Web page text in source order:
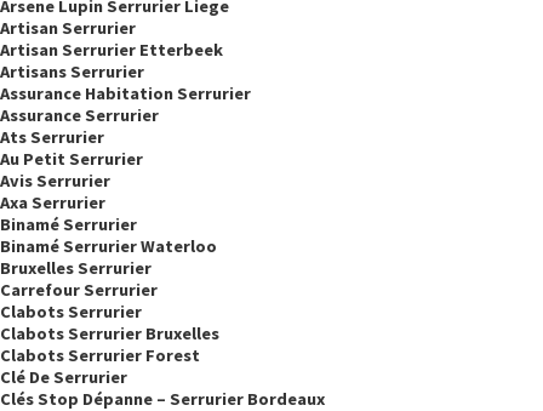
Arsene Lupin Serrurier Liege
Artisan Serrurier
Artisan Serrurier Etterbeek
Artisans Serrurier
Assurance Habitation Serrurier
Assurance Serrurier
Ats Serrurier
Au Petit Serrurier
Avis Serrurier
Axa Serrurier
Binamé Serrurier
Binamé Serrurier Waterloo
Bruxelles Serrurier
Carrefour Serrurier
Clabots Serrurier
Clabots Serrurier Bruxelles
Clabots Serrurier Forest
Clé De Serrurier
Clés Stop Dépanne – Serrurier Bordeaux